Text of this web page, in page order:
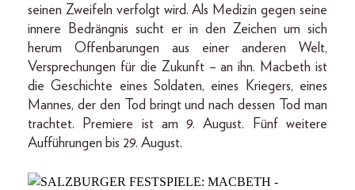
seinen Zweifeln verfolgt wird. Als Medizin gegen seine
innere Bedrängnis sucht er in den Zeichen um sich
herum Offenbarungen aus einer anderen Welt,
Versprechungen für die Zukunft – an ihn. Macbeth ist
die Geschichte eines Soldaten, eines Kriegers, eines
Mannes, der den Tod bringt und nach dessen Tod man
trachtet. Premiere ist am 9. August. Fünf weitere
Aufführungen bis 29. August.